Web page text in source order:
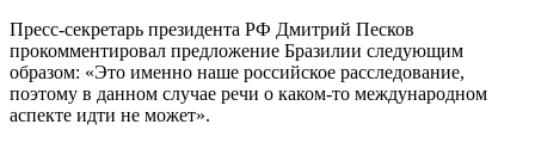
Пресс-секретарь президента РФ Дмитрий Песков
прокомментировал предложение Бразилии следующим
образом: «Это именно наше российское расследование,
поэтому в данном случае речи о каком-то международном
аспекте идти не может».